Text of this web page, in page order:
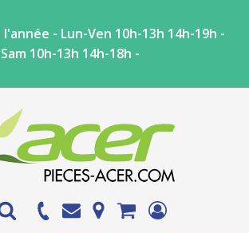
- Lun-Ven 10h-13h 14h-19h -
Sam 10h-13h 14h-18h -